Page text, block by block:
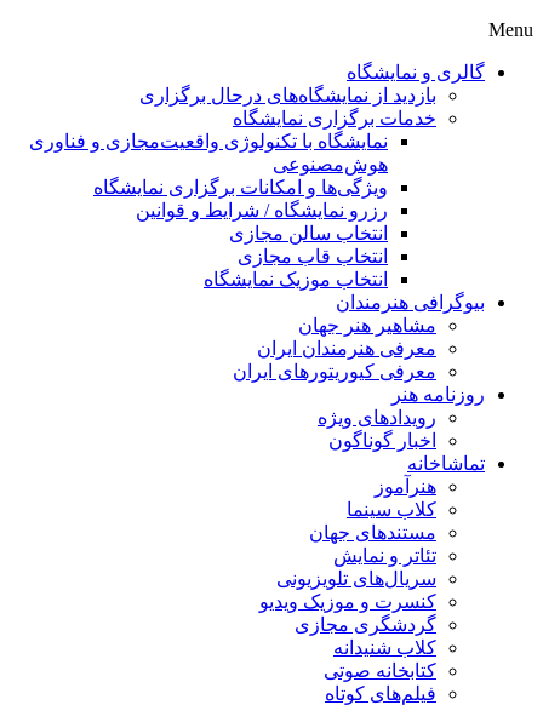
گالری و نمایشگاه
بازدید از نمایشگاه‌های درحال برگزاری
خدمات برگزاری نمایشگاه
نمایشگاه با تکنولوژی واقعیت‌مجازی و فناوری
هوش‌مصنوعی
ویژگی‌ها و امکانات برگزاری نمایشگاه
رزرو نمایشگاه / شرایط و قوانین
انتخاب سالن مجازی
انتخاب قاب مجازی
انتخاب موزیک نمایشگاه
بیوگرافی هنرمندان
مشاهیر هنر جهان
معرفی هنرمندان ایران
معرفی کیوریتورهای ایران
روزنامه هنر
رویدادهای ویژه
اخبار گوناگون
تماشاخانه
هنرآموز
کلاب سینما
مستندهای جهان
تئاتر و نمایش
سریال‌های تلویزیونی
کنسرت و موزیک ویدیو
گردشگری مجازی
کلاب شنیدانه
کتابخانه صوتی
فیلم‌های کوتاه